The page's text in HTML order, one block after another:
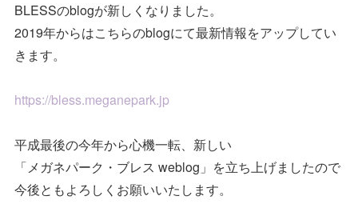
BLESSのblogが新しくなりました。
2019年からはこちらのblogにて最新情報をアップしてい
きます。
https://bless.meganepark.jp
平成最後の今年から心機一転、新しい
「メガネパーク・ブレス weblog」を立ち上げましたので
今後ともよろしくお願いいたします。